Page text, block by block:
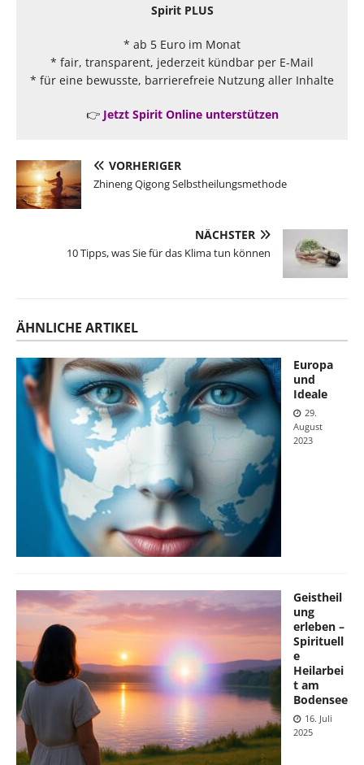
Spirit PLUS
* ab 5 Euro im Monat
* fair, transparent, jederzeit kündbar per E-Mail
* für eine bewusste, barrierefreie Nutzung aller Inhalte
👉 Jetzt Spirit Online unterstützen
VORHERIGER
Zhineng Qigong Selbstheilungsmethode
NÄCHSTER
10 Tipps, was Sie für das Klima tun können
ÄHNLICHE ARTIKEL
Europa
und
Ideale
29.
August
2023
Geistheil
ung
erleben –
Spirituell
e
Heilarbei
t am
Bodensee
16. Juli
2025